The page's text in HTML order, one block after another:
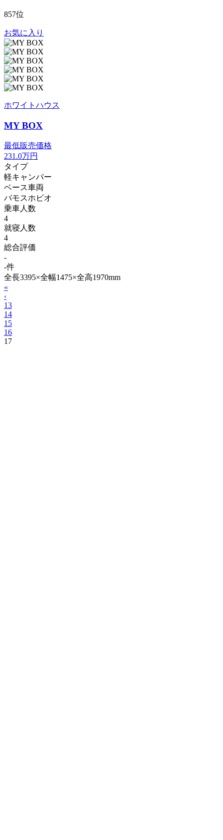
857位
お気に入り
ホワイトハウス
MY BOX
最低販売価格
231.0万円
タイプ
軽キャンパー
ベース車両
バモスホビオ
乗車人数
4
就寝人数
4
総合評価
-
-件
全長3395×全幅1475×全高1970mm
«
‹
13
14
15
16
17